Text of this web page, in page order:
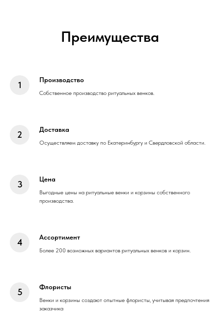
Преимущества
Производство
Собственное производство ритуальных венков.
Доставка
Осуществляем доставку по Екатеринбургу и Свердловской области.
Цена
Выгодные цены на ритуальные венки и корзины собственного
производства.
Ассортимент
Более 200 возможных вариантов ритуальных венков и корзин.
Флористы
Венки и корзины создают опытные флористы, учитывая предпочтения
заказчика